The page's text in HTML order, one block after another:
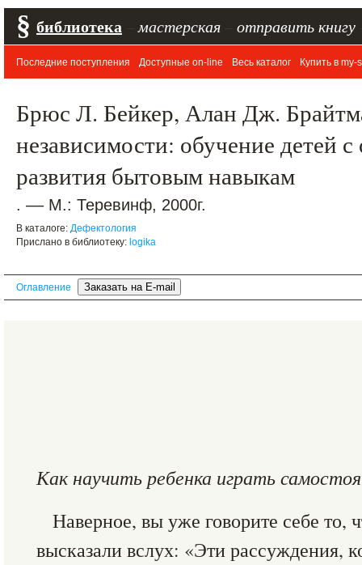
§ библиотека мастерская отправить книгу
Последние поступления Доступные on-line Весь каталог Купить в my-
Брюс Л. Бейкер, Алан Дж.
независимости: обучение детей
развития бытовым навыкам
. –– М.: Теревинф, 2000г.
В каталоге: Дефектология
Прислано в библиотеку: logika
Оглавление
Как научить ребенка играть
Наверное, вы уже говорите себе то,
высказали вслух: «Эти рассуждения,